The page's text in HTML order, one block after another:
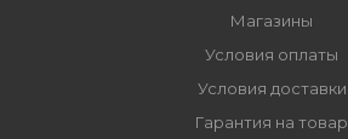
Магазины
Условия оплаты
Условия доставки
Гарантия на товар